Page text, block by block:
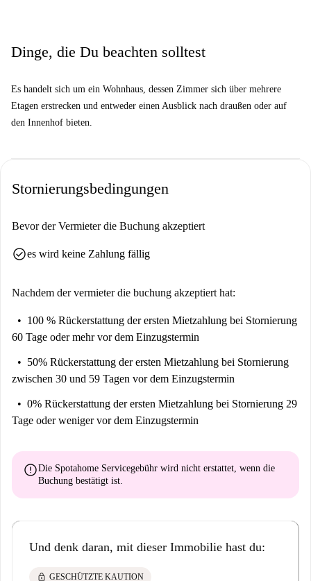
beinhaltet alle Nebenkosten und die Nutzung aller
Gemeinschaftsbereiche. Die einzigen Kosten sind für die Nutzung
von Waschmaschinen/Trocknern ausgeschlossen.
gereinigt. Es besteht die Möglichkeit, gegen Aufpreis eine
zusätzliche Reinigung anzufordern.
Sicherheit: Überwachungskameras auf dem gesamten Gelände, 24-
Gemeinschaftsbereiche: Viele Gemeinschaftsräume stehen zur
Fitnessstudio, Pool, Gemeinschaftsküche für kleine Veranstaltungen
Ort: Das Team ist stets vor Ort, um etwaige Probleme in den
Zimmern und öffentlichen Bereichen umgehend zu lösen.
Dinge, die Du beachten solltest
Es handelt sich um ein Wohnhaus, dessen Zimmer sich über mehrere
Etagen erstrecken und entweder einen Ausblick nach draußen oder auf
den Innenhof bieten.
Stornierungsbedingungen
Bevor der Vermieter die Buchung akzeptiert
check_circlees wird keine Zahlung fällig
Nachdem der vermieter die buchung akzeptiert hat:
100 % Rückerstattung der ersten Mietzahlung bei Stornierung
60 Tage oder mehr vor dem Einzugstermin
50% Rückerstattung der ersten Mietzahlung bei Stornierung
zwischen 30 und 59 Tagen vor dem Einzugstermin
0% Rückerstattung der ersten Mietzahlung bei Stornierung 29
Tage oder weniger vor dem Einzugstermin
errorDie Spotahome Servicegebühr wird nicht erstattet, wenn die
Buchung bestätigt ist.
Und denk daran, mit dieser Immobilie hast du:
lock GESCHÜTZTE KAUTION